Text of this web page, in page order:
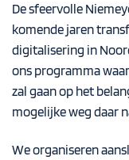
De sfeervolle
komende jaren
digitalisering in
ons programma
zal gaan op het
mogelijke weg daar
We organiseren